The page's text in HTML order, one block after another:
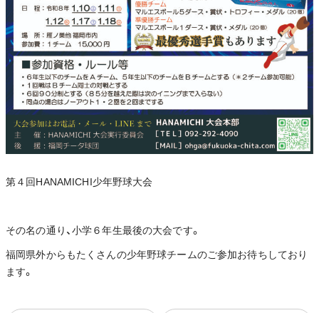
第４回HANAMICHI少年野球大会
その名の通り、小学６年生最後の大会です。
福岡県外からもたくさんの少年野球チームのご参加お待ちしており
ます。